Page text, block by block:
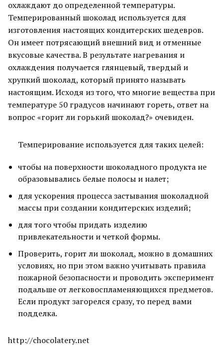
охлаждают до определенной температуры.
Темперированный шоколад используется для
изготовления настоящих кондитерских шедевров.
Он имеет потрясающий внешний вид и отменные
вкусовые качества. В результате нагревания и
охлаждения получается глянцевый, твердый и
хрупкий шоколад, который принято называть
настоящим. Исходя из того, что многие вещества при
температуре 50 градусов начинают гореть, ответ на
вопрос «горит ли горький шоколад?» очевиден.
Темперирование используется для таких целей:
чтобы на поверхности шоколадного продукта не
образовывались белые полосы и налет;
для ускорения процесса застывания шоколадной
массы при создании кондитерских изделий;
для того чтобы придать изделию
привлекательности и четкой формы.
Проверить, горит ли шоколад, можно в домашних
условиях, но при этом важно учитывать правила
пожарной безопасности и проводить эксперимент
подальше от легковоспламеняющихся предметов.
Если продукт загорелся сразу, то перед вами
подделка.
http://chocolatery.net